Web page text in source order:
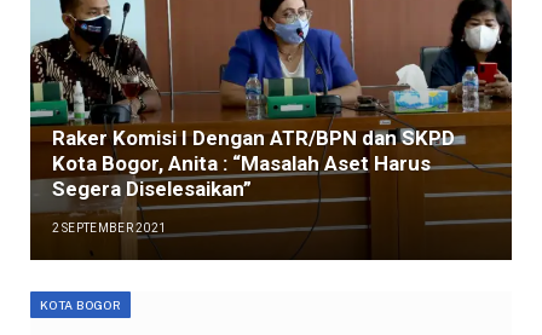
Raker Komisi I Dengan ATR/BPN dan SKPD
Kota Bogor, Anita : “Masalah Aset Harus
Segera Diselesaikan”
2 SEPTEMBER 2021
KOTA BOGOR